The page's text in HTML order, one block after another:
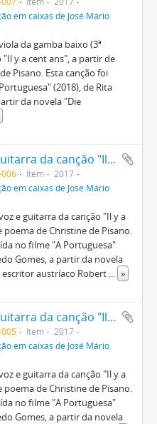
em caixas de José Mário
da gamba baixo (3ª
y a cent ans", a partir de
Pisano. Esta canção foi
(2018), de Rita
da novela "Die
Parte de voz e guitarra da canção "Il y a cent ans"
006 Item
2017
em caixas de José Mário
e guitarra da canção "Il y a
poema de Christine de Pisano.
no filme "A Portuguesa"
Gomes, a partir da novela
austríaco Robert ... »
Parte de voz e guitarra da canção "Il y a cent ans"
005 Item
2017
em caixas de José Mário
e guitarra da canção "Il y a
poema de Christine de Pisano.
no filme "A Portuguesa"
Gomes, a partir da novela